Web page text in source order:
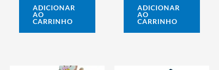
ADICIONAR
AO
CARRINHO
ADICIONAR
AO
CARRINHO